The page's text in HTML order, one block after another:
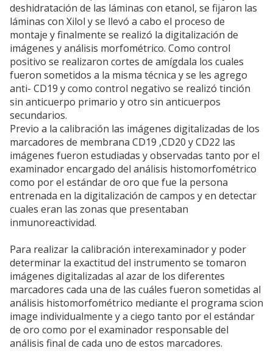
deshidratación de las láminas con etanol, se fijaron las
láminas con Xilol y se llevó a cabo el proceso de
montaje y finalmente se realizó la digitalización de
imágenes y análisis morfométrico. Como control
positivo se realizaron cortes de amígdala los cuales
fueron sometidos a la misma técnica y se les agrego
anti- CD19 y como control negativo se realizó tinción
sin anticuerpo primario y otro sin anticuerpos
secundarios.
Previo a la calibración las imágenes digitalizadas de los
marcadores de membrana CD19 ,CD20 y CD22 las
imágenes fueron estudiadas y observadas tanto por el
examinador encargado del análisis histomorfométrico
como por el estándar de oro que fue la persona
entrenada en la digitalización de campos y en detectar
cuales eran las zonas que presentaban
inmunoreactividad.
Para realizar la calibración interexaminador y poder
determinar la exactitud del instrumento se tomaron
imágenes digitalizadas al azar de los diferentes
marcadores cada una de las cuáles fueron sometidas al
análisis histomorfométrico mediante el programa scion
image individualmente y a ciego tanto por el estándar
de oro como por el examinador responsable del
análisis final de cada uno de estos marcadores.